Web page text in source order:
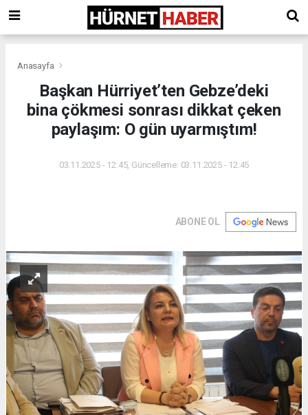
Anasayfa
Başkan Hürriyet’ten Gebze’deki
bina çökmesi sonrası dikkat çeken
paylaşım: O gün uyarmıştım!
03.11.2025 - 12:45, Güncelleme: 03.11.2025 - 12:45
ABONE OL